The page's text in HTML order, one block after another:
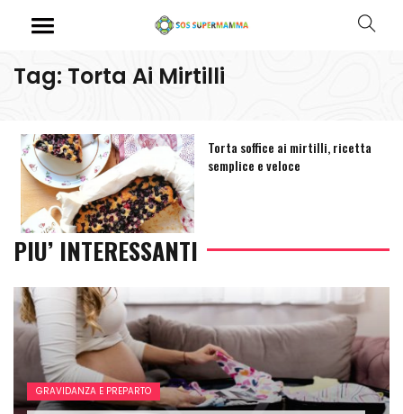
Tag: Torta Ai Mirtilli
Torta soffice ai mirtilli, ricetta
semplice e veloce
PIU’ INTERESSANTI
GRAVIDANZA E PREPARTO